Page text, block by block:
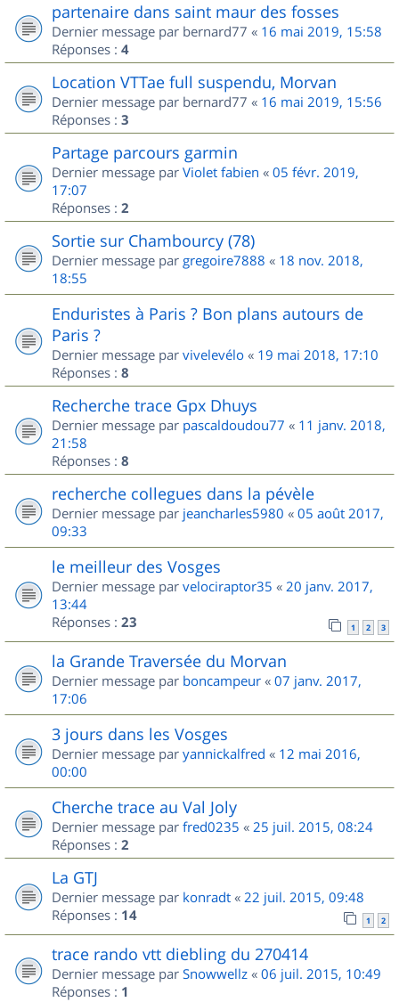
partenaire dans saint maur des fosses
Dernier message par bernard77 « 16 mai 2019, 15:58
Réponses : 4
Location VTTae full suspendu, Morvan
Dernier message par bernard77 « 16 mai 2019, 15:56
Réponses : 3
Partage parcours garmin
Dernier message par Violet fabien « 05 févr. 2019,
17:07
Réponses : 2
Sortie sur Chambourcy (78)
Dernier message par gregoire7888 « 18 nov. 2018,
18:55
Enduristes à Paris ? Bon plans autours de
Paris ?
Dernier message par vivelevélo « 19 mai 2018, 17:10
Réponses : 8
Recherche trace Gpx Dhuys
Dernier message par pascaldoudou77 « 11 janv. 2018,
21:58
Réponses : 8
recherche collegues dans la pévèle
Dernier message par jeancharles5980 « 05 août 2017,
09:33
le meilleur des Vosges
Dernier message par velociraptor35 « 20 janv. 2017,
13:44
Réponses : 23 1 2 3
la Grande Traversée du Morvan
Dernier message par boncampeur « 07 janv. 2017,
17:06
3 jours dans les Vosges
Dernier message par yannickalfred « 12 mai 2016,
00:00
Cherche trace au Val Joly
Dernier message par fred0235 « 25 juil. 2015, 08:24
Réponses : 2
La GTJ
Dernier message par konradt « 22 juil. 2015, 09:48
Réponses : 14 1 2
trace rando vtt diebling du 270414
Dernier message par Snowwellz « 06 juil. 2015, 10:49
Réponses : 1